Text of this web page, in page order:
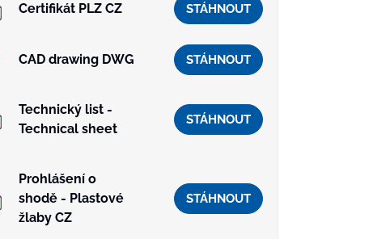
Certifikát PLZ CZ STÁHNOUT
CAD drawing DWG STÁHNOUT
Technický list -
Technical sheet
STÁHNOUT
Prohlášení o
shodě - Plastové
žlaby CZ
STÁHNOUT